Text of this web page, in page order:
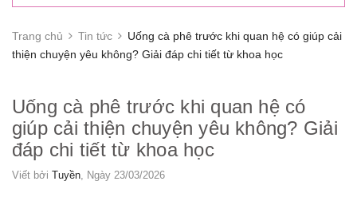
Trang chủ Tin tức
Uống cà phê trước khi quan hệ có giúp cải
thiện chuyện yêu không? Giải đáp chi tiết từ khoa học
Uống cà phê trước khi quan hệ có
giúp cải thiện chuyện yêu không? Giải
đáp chi tiết từ khoa học
Viết bởi Tuyền , Ngày 23/03/2026